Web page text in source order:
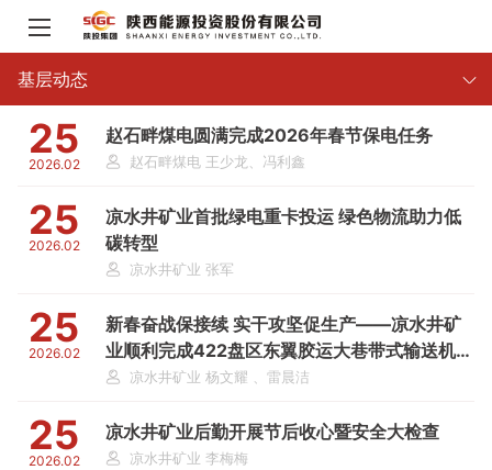
基层动态
25
2026.02
赵石畔煤电圆满完成2026年春节保电任务
赵石畔煤电 王少龙、冯利鑫
25
2026.02
凉水井矿业首批绿电重卡投运 绿色物流助力低
碳转型
凉水井矿业 张军
25
2026.02
新春奋战保接续 实干攻坚促生产——凉水井矿
业顺利完成422盘区东翼胶运大巷带式输送机延
伸工程凉水井矿业 杨文耀 、雷晨洁
25
2026.02
凉水井矿业后勤开展节后收心暨安全大检查
凉水井矿业 李梅梅